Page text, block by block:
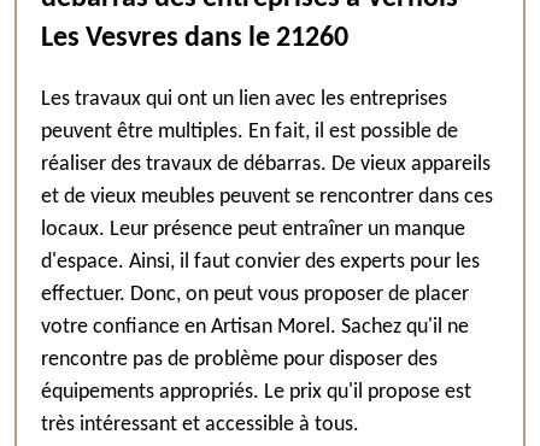
Les Vesvres dans le 21260
Les travaux qui ont un lien avec les entreprises
peuvent être multiples. En fait, il est possible de
réaliser des travaux de débarras. De vieux appareils
et de vieux meubles peuvent se rencontrer dans ces
locaux. Leur présence peut entraîner un manque
d'espace. Ainsi, il faut convier des experts pour les
effectuer. Donc, on peut vous proposer de placer
votre confiance en Artisan Morel. Sachez qu'il ne
rencontre pas de problème pour disposer des
équipements appropriés. Le prix qu'il propose est
très intéressant et accessible à tous.